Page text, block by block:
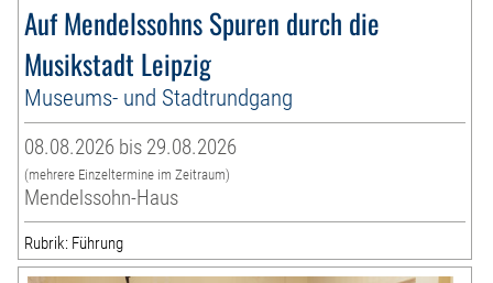
Auf Mendelssohns Spuren durch die
Musikstadt Leipzig
Museums- und Stadtrundgang
08.08.2026 bis 29.08.2026
(mehrere Einzeltermine im Zeitraum)
Mendelssohn-Haus
Rubrik: Führung